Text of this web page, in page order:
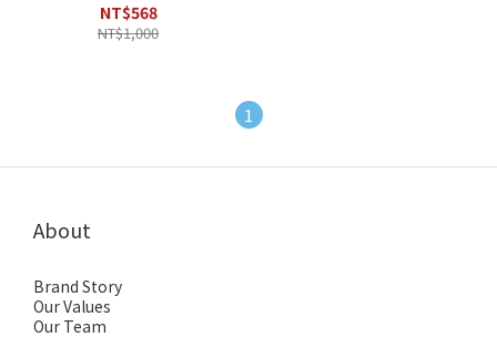
NT$568
NT$1,000
1
About
Brand Story
Our Values
Our Team